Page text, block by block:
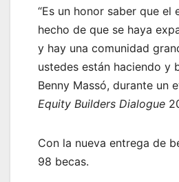
“Es un honor saber que
hecho de que se haya
y hay una comunidad
ustedes están haciendo y
Benny Massó, durante un
Equity Builders Dialogue
Con la nueva entrega de
98 becas.